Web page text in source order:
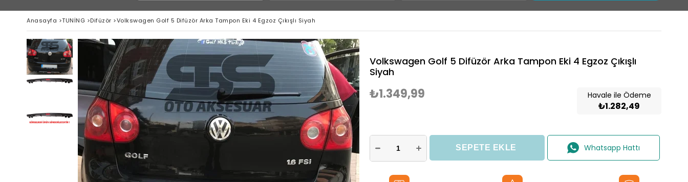
Anasayfa >TUNİNG >Difüzör >Volkswagen Golf 5 Difüzör Arka Tampon Eki 4 Egzoz Çıkışlı Siyah
Volkswagen Golf 5 Difüzör Arka Tampon Eki 4 Egzoz Çıkışlı
Siyah
Havale ile Ödeme
₺1.282,49
₺1.349,99
Whatsapp Hattı